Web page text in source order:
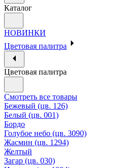
Каталог
НОВИНКИ
Цветовая палитра
Цветовая палитра
Смотреть все товары
Бежевый (цв. 126)
Белый (цв. 001)
Бордо
Голубое небо (цв. 3090)
Жасмин (цв. 1294)
Желтый
Загар (цв. 030)